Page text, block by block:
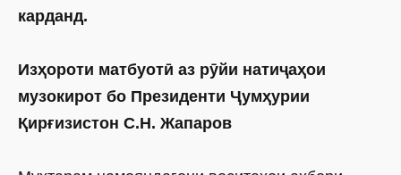
карданд.
Изҳороти матбуотӣ аз рӯйи натиҷаҳои
музокирот бо Президенти Ҷумҳурии
Қирғизистон С.Н. Жапаров